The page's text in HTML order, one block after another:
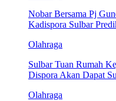
Nobar Bersama Pj
Kadispora Sulbar
Olahraga
Sulbar Tuan Rumah
Dispora Akan Dapat
Olahraga